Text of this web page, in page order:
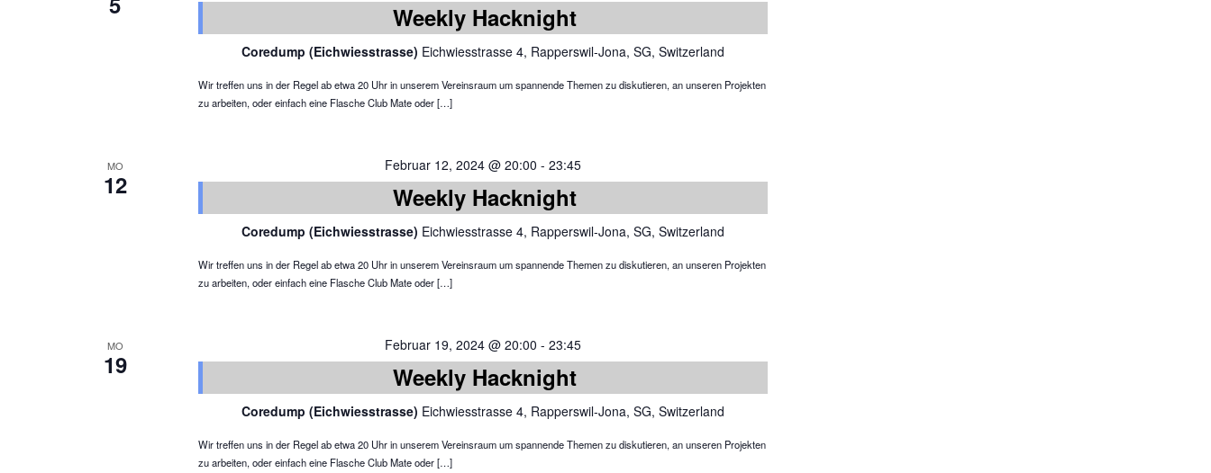
Weekly Hacknight
Coredump (Eichwiesstrasse) Eichwiesstrasse 4, Rapperswil-Jona, SG, Switzerland
Wir treffen uns in der Regel ab etwa 20 Uhr in unserem Vereinsraum um spannende Themen zu diskutieren, an unseren Projekten
zu arbeiten, oder einfach eine Flasche Club Mate oder […]
MO
12
Februar 12, 2024 @ 20:00 - 23:45
Weekly Hacknight
Coredump (Eichwiesstrasse) Eichwiesstrasse 4, Rapperswil-Jona, SG, Switzerland
Wir treffen uns in der Regel ab etwa 20 Uhr in unserem Vereinsraum um spannende Themen zu diskutieren, an unseren Projekten
zu arbeiten, oder einfach eine Flasche Club Mate oder […]
MO
19
Februar 19, 2024 @ 20:00 - 23:45
Weekly Hacknight
Coredump (Eichwiesstrasse) Eichwiesstrasse 4, Rapperswil-Jona, SG, Switzerland
Wir treffen uns in der Regel ab etwa 20 Uhr in unserem Vereinsraum um spannende Themen zu diskutieren, an unseren Projekten
zu arbeiten, oder einfach eine Flasche Club Mate oder […]